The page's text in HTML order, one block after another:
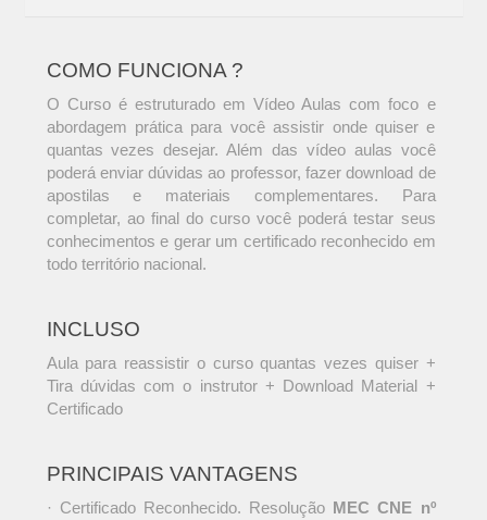
COMO FUNCIONA ?
O Curso é estruturado em Vídeo Aulas com foco e
abordagem prática para você assistir onde quiser e
quantas vezes desejar. Além das vídeo aulas você
poderá enviar dúvidas ao professor, fazer download de
apostilas e materiais complementares. Para
completar, ao final do curso você poderá testar seus
conhecimentos e gerar um certificado reconhecido em
todo território nacional.
INCLUSO
Aula para reassistir o curso quantas vezes quiser +
Tira dúvidas com o instrutor + Download Material +
Certificado
PRINCIPAIS VANTAGENS
· Certificado Reconhecido. Resolução MEC CNE nº